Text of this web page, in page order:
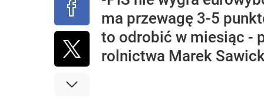
ma przewagę 3-5
to odrobić w miesiąc -
rolnictwa Marek